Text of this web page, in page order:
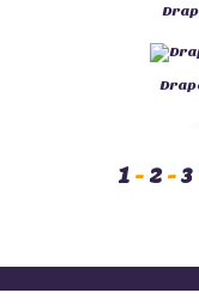
1 - 2-3